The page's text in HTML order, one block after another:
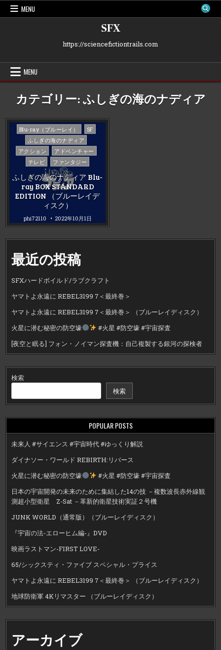
Skip
MENU
SFX
https://sciencefictiontrails.com
MENU
カテゴリー:ふしぎの海のナディア
Posted
Blu-ray（ブルーレイ）
SF
ふしぎの海のナディア
アクション
アドベンチャー
テレビ
ファンタジー
ふしぎの海のナディア Blu-
ray BOX STANDARD
EDITION （ブルーレイデ
ィスク）
phi72110 2022年10月1日
最近の投稿
SFXハードボイルド/ラブクラフト
ヤマトよ永遠に REBEL3199 7＜最終巻＞
ヤマトよ永遠に REBEL3199 7＜最終巻＞ （ブルーレイディスク）
火星に潜む秘密の防空壕
#火星 #防空壕 #宇宙探査
[夜空と眠る] フォン・ノイマン探査機：自己複製する銀河の探検者
検索
検索
POPULAR POSTS
未来人 #サイエンス #宇宙時代 #ゆっくり解説
ダイナソー・ワールド REBIRTH:リバース
火星に潜む秘密の防空壕
#火星 #防空壕 #宇宙探査
日本の宇宙開発の未来のために集結した14の技 －複数波長赤外線観
測超小型衛星 Z-Sat －革新的衛星技術実証２号機
JUNK WORLD（通常版）（ブルーレイディスク）
『宇宙の法-エローヒム編-』DVD
映画ラストマン-FIRST LOVE-
65/シックスティ・ファイブ スペシャル・プライス
ヤマトよ永遠に REBEL3199 7＜最終巻＞ （ブルーレイディスク）
地球防衛軍 4Kリマスター （ブルーレイディスク）
アーカイブ